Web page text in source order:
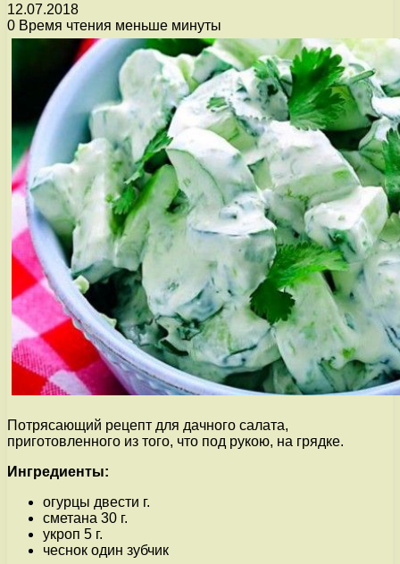
12.07.2018
0 Время чтения меньше минуты
Потрясающий рецепт для дачного салата,
приготовленного из того, что под рукою, на грядке.
Ингредиенты:
огурцы двести г.
сметана 30 г.
укроп 5 г.
чеснок один зубчик